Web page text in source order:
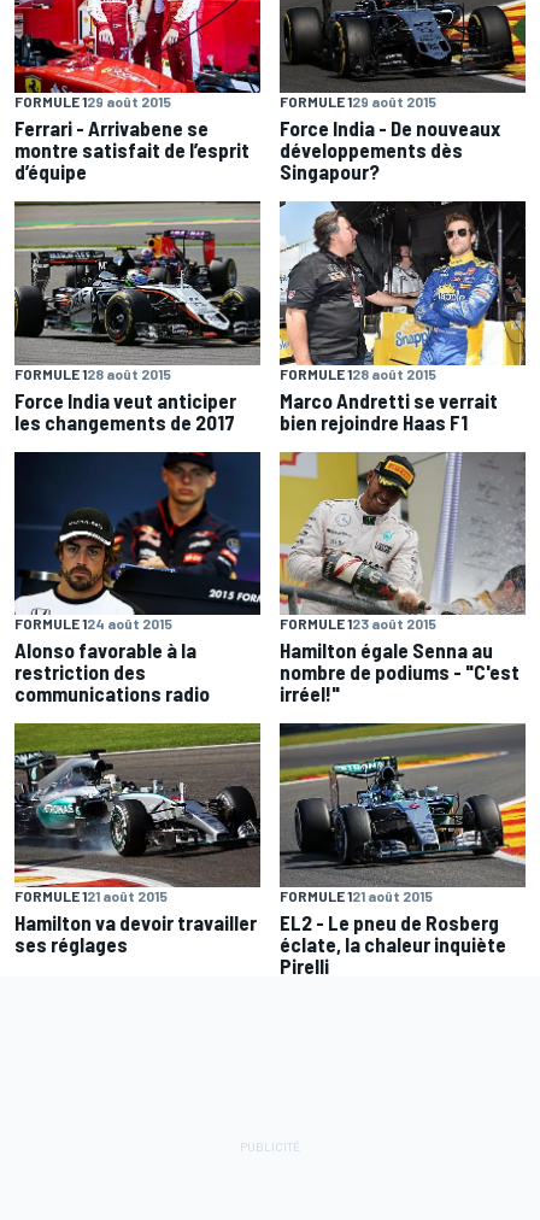
FORMULE 129 août 2015
Ferrari - Arrivabene se
montre satisfait de l’esprit
d’équipe
FORMULE 129 août 2015
Force India - De nouveaux
développements dès
Singapour?
FORMULE 128 août 2015
Force India veut anticiper
les changements de 2017
FORMULE 128 août 2015
Marco Andretti se verrait
bien rejoindre Haas F1
FORMULE 124 août 2015
Alonso favorable à la
restriction des
communications radio
FORMULE 123 août 2015
Hamilton égale Senna au
nombre de podiums - "C'est
irréel!"
FORMULE 121 août 2015
Hamilton va devoir travailler
ses réglages
FORMULE 121 août 2015
EL2 - Le pneu de Rosberg
éclate, la chaleur inquiète
Pirelli